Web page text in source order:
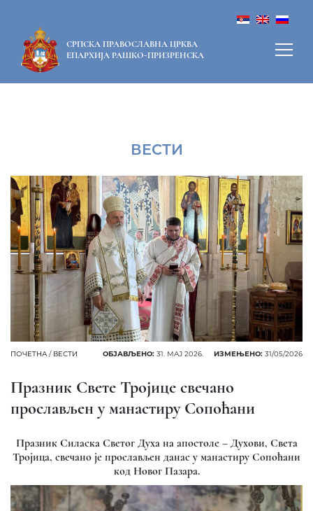
СРПСКА ПРАВОСЛАВНА ЦРКВА
ЕПАРХИЈА РАШКО-ПРИЗРЕНСКА
ВЕСТИ
ПОЧЕТНА / ВЕСТИ ОБЈАВЉЕНО: 31. МАЈ 2026. ИЗМЕЊЕНО: 31/05/2026
Празник Свете Тројице свечано
прослављен у манастиру Сопоћани
Празник Силаска Светог Духа на апостоле – Духови, Света
Тројица, свечано је прослављен данас у манастиру Сопоћани
код Новог Пазара.